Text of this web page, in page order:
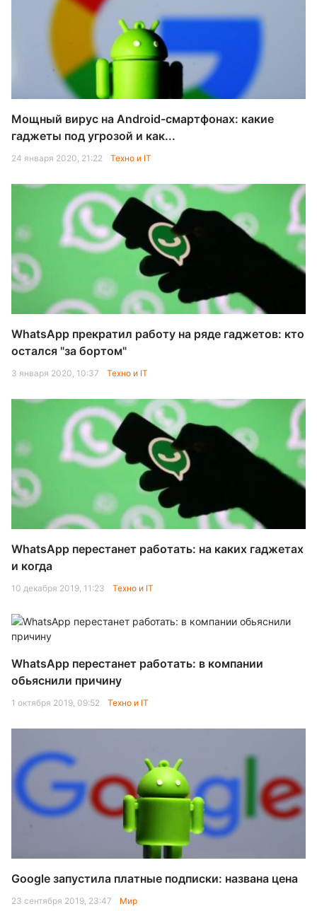
Мощный вирус на Android-смартфонах: какие
гаджеты под угрозой и как...
24 января 2020, 21:22 Техно и IT
WhatsApp прекратил работу на ряде гаджетов: кто
остался "за бортом"
3 января 2020, 10:37 Техно и IT
WhatsApp перестанет работать: на каких гаджетах
и когда
10 декабря 2019, 11:23 Техно и IT
WhatsApp перестанет работать: в компании
обьяснили причину
1 октября 2019, 09:52 Техно и IT
Google запустила платные подписки: названа цена
23 сентября 2019, 23:47 Мир